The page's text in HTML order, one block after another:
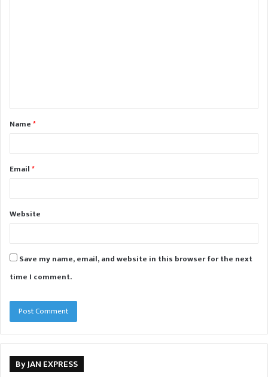
t
*Name*
Email*
Website
Save my name, email, and website in this browser for the next
time I comment.
By JAN EXPRESS